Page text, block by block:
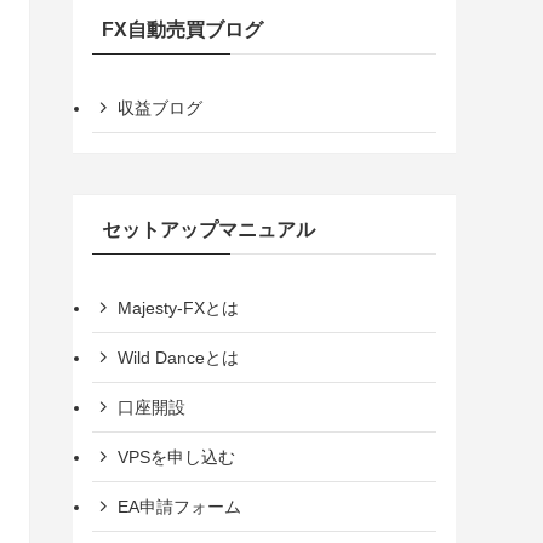
FX自動売買ブログ
収益ブログ
セットアップマニュアル
Majesty-FXとは
Wild Danceとは
口座開設
VPSを申し込む
EA申請フォーム